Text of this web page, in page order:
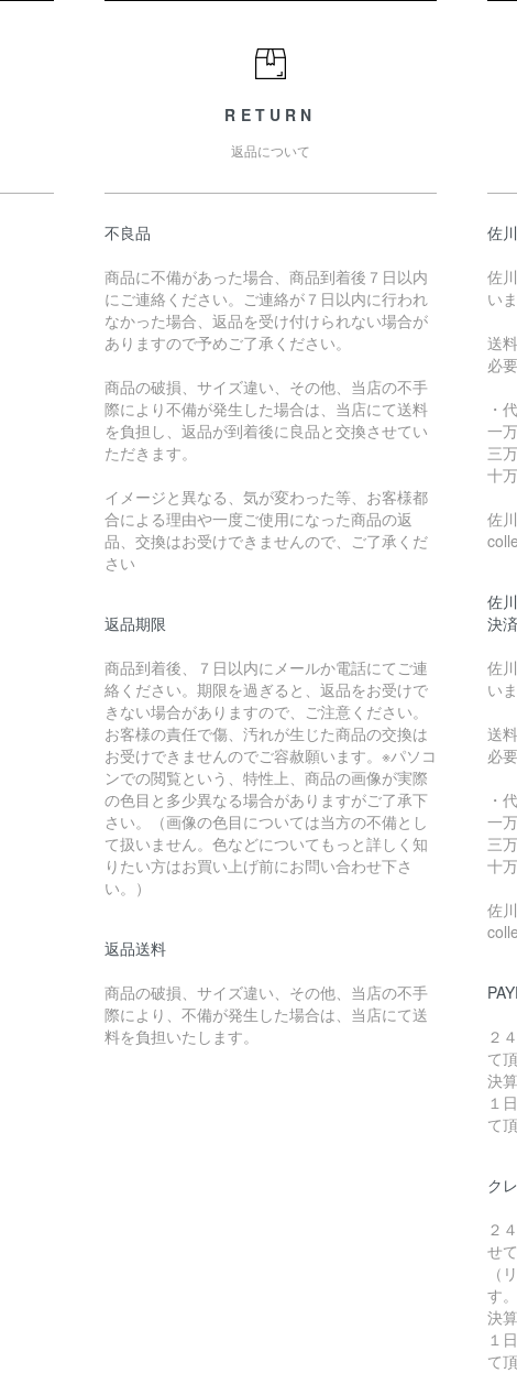
RETURN
返品について
不良品
商品に不備があった場合、商品到着後７日以内
にご連絡ください。ご連絡が７日以内に行われ
なかった場合、返品を受け付けられない場合が
ありますので予めご了承ください。
商品の破損、サイズ違い、その他、当店の不手
際により不備が発生した場合は、当店にて送料
を負担し、返品が到着後に良品と交換させてい
ただきます。
イメージと異なる、気が変わった等、お客様都
合による理由や一度ご使用になった商品の返
品、交換はお受けできませんので、ご了承くだ
さい
返品期限
商品到着後、７日以内にメールか電話にてご連
絡ください。期限を過ぎると、返品をお受けで
きない場合がありますので、ご注意ください。
お客様の責任で傷、汚れが生じた商品の交換は
お受けできませんのでご容赦願います。※パソコ
ンでの閲覧という、特性上、商品の画像が実際
の色目と多少異なる場合がありますがご了承下
さい。（画像の色目については当方の不備とし
て扱いません。色などについてもっと詳しく知
りたい方はお買い上げ前にお問い合わせ下さ
い。）
返品送料
商品の破損、サイズ違い、その他、当店の不手
際により、不備が発生した場合は、当店にて送
料を負担いたします。
佐
佐
い
送
必
・
一
三
十
佐
佐
決済
佐
い
送
必
・
一
三
十
佐
２
て
決
１
て
ク
２
せ
（
す。
決
１
て